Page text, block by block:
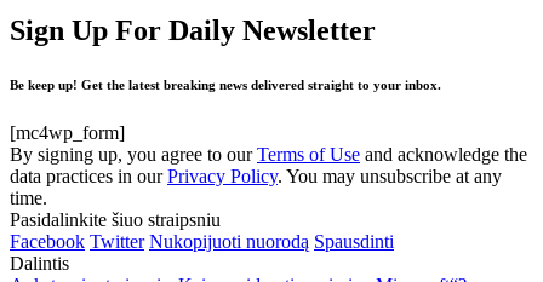
Sign Up For Daily Newsletter
Be keep up! Get the latest breaking news delivered straight to your inbox.
[mc4wp_form]
By signing up, you agree to ourTerms of Use and acknowledge the
data practices in ourPrivacy Policy. You may unsubscribe at any
time.
Pasidalinkite šiuo straipsniu
Facebook Twitter Nukopijuoti nuorodą Spausdinti
Dalintis